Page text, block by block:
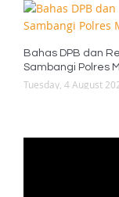
Bahas DPB dan
Sambangi Polres
Tuesday, 4 August